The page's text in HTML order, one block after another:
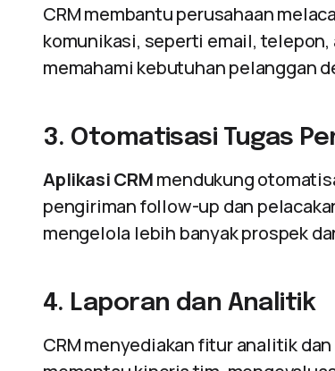
CRM membantu perusahaan
komunikasi, seperti email,
memahami kebutuhan pelanggan
3. Otomatisasi Tugas
Aplikasi CRMmendukung
pengiriman follow-up dan
mengelola lebih banyak prospek
4. Laporan dan Analitik
CRM menyediakan fitur analitik